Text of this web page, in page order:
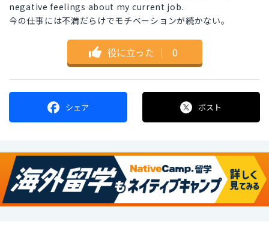
negative feelings about my current job.
今の仕事には不満だらけでモチベーションが続かない。
役に立った ｜ 0
シェア ポスト